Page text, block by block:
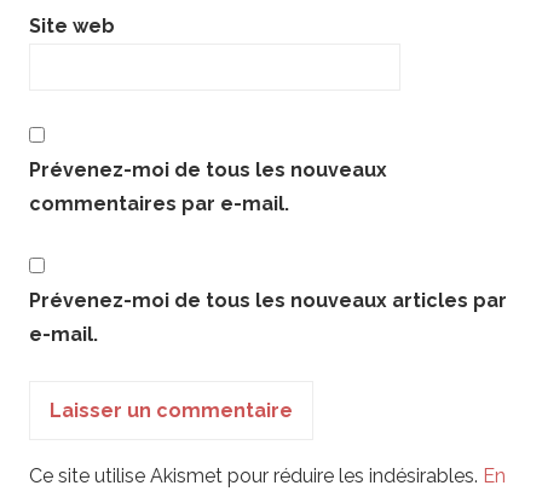
Site web
Prévenez-moi de tous les nouveaux
commentaires par e-mail.
Prévenez-moi de tous les nouveaux articles par
e-mail.
Ce site utilise Akismet pour réduire les indésirables. En